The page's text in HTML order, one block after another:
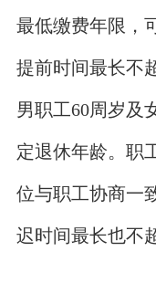
最低缴费年限，
提前时间最长不
男职工60周岁及
定退休年龄。职
位与职工协商一
迟时间最长也不